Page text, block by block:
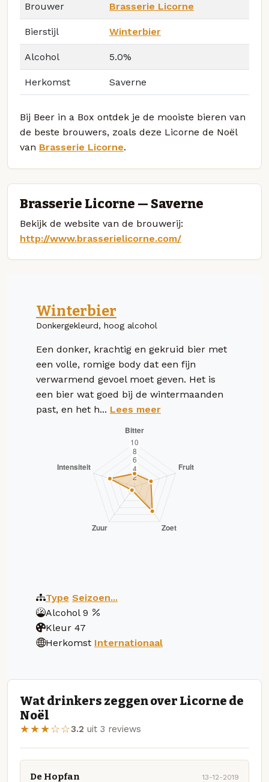
Brouwer Brasserie Licorne
Bierstijl Winterbier
Alcohol 5.0%
Herkomst Saverne
Bij Beer in a Box ontdek je de mooiste bieren van
de beste brouwers, zoals deze Licorne de Noël
van Brasserie Licorne.
Brasserie Licorne — Saverne
Bekijk de website van de brouwerij:
http://www.brasserielicorne.com/
Winterbier
Donkergekleurd, hoog alcohol
Een donker, krachtig en gekruid bier met
een volle, romige body dat een fijn
verwarmend gevoel moet geven. Het is
een bier wat goed bij de wintermaanden
past, en het h... Lees meer
Type Seizoen...
Alcohol 9
Kleur 47
Herkomst Internationaal
Wat drinkers zeggen over Licorne de
Noël
★★★☆☆3.2 uit 3 reviews
De Hopfan 13-12-2019